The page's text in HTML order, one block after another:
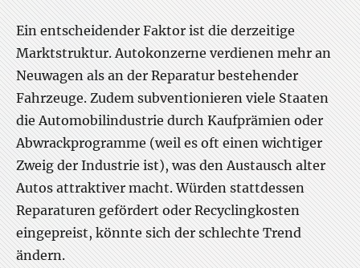
Ein entscheidender Faktor ist die derzeitige
Marktstruktur. Autokonzerne verdienen mehr an
Neuwagen als an der Reparatur bestehender
Fahrzeuge. Zudem subventionieren viele Staaten
die Automobilindustrie durch Kaufprämien oder
Abwrackprogramme (weil es oft einen wichtiger
Zweig der Industrie ist), was den Austausch alter
Autos attraktiver macht. Würden stattdessen
Reparaturen gefördert oder Recyclingkosten
eingepreist, könnte sich der schlechte Trend
ändern.